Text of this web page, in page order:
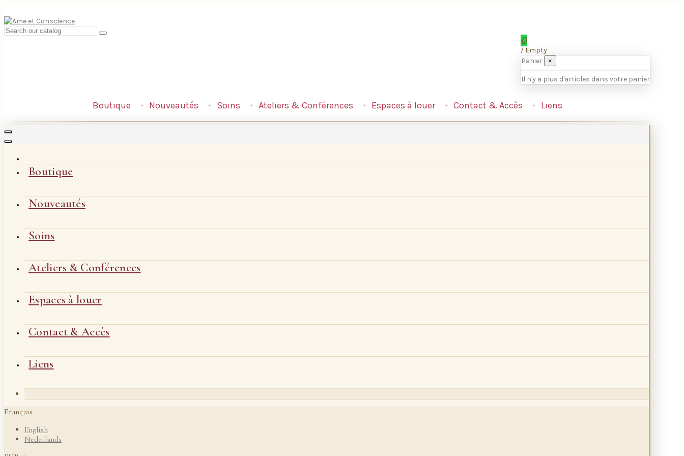
0
/ Empty
Panier
×
Il n'y a plus d'articles dans votre panier
Boutique Nouveautés Soins Ateliers & Conférences Espaces à louer Contact & Accès Liens
Boutique
Nouveautés
Soins
Ateliers & Conférences
Espaces à louer
Contact & Accès
Liens
Français
English
Nederlands